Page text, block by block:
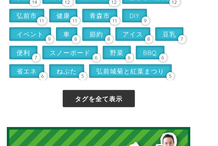
14 12 12 12
弘前市
11
健康
11
青森市
11
DIY
9
イベント
9
車
8
節約
8
アイス
8
豆乳
7
便利
7
スノーボード
6
野菜
6
BBQ
6
省エネ
6
ねぷた
5
弘前城菊と紅葉まつり
5
タグを全て表示